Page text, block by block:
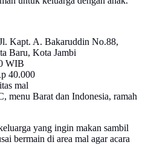
Kapt. A. Bakaruddin No.88,
Baru, Kota Jambi
WIB
40.000
mal
menu Barat dan Indonesia, ramah
yang ingin makan sambil
bermain di area mal agar acara